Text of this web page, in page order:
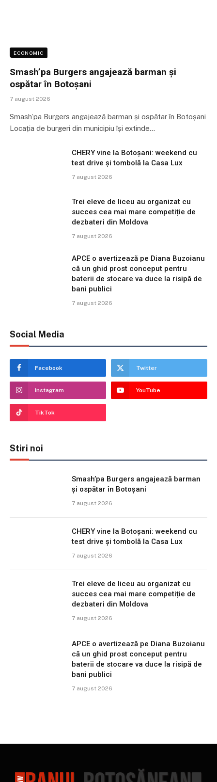
ECONOMIC
Smash’pa Burgers angajează barman și
ospătar în Botoșani
7 august 2026
Smash’pa Burgers angajează barman și ospătar în Botoșani
Locația de burgeri din municipiu își extinde…
CHERY vine la Botoșani: weekend cu
test drive și tombolă la Casa Lux
7 august 2026
Trei eleve de liceu au organizat cu
succes cea mai mare competiție de
dezbateri din Moldova
7 august 2026
APCE o avertizează pe Diana Buzoianu
că un ghid prost conceput pentru
baterii de stocare va duce la risipă de
bani publici
7 august 2026
Social Media
Facebook Twitter
Instagram YouTube
TikTok
Stiri noi
Smash’pa Burgers angajează barman
și ospătar în Botoșani
7 august 2026
CHERY vine la Botoșani: weekend cu
test drive și tombolă la Casa Lux
7 august 2026
Trei eleve de liceu au organizat cu
succes cea mai mare competiție de
dezbateri din Moldova
7 august 2026
APCE o avertizează pe Diana Buzoianu
că un ghid prost conceput pentru
baterii de stocare va duce la risipă de
bani publici
7 august 2026